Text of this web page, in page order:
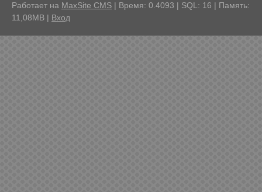
Работает на MaxSite CMS | Время: 0.4093 | SQL: 16 | Память:
11,08MB | Вход